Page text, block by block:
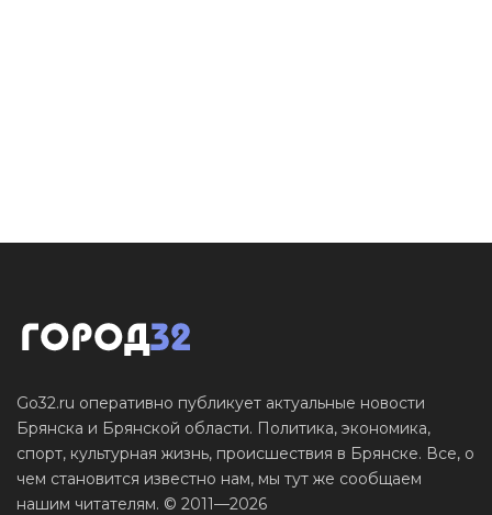
Go32.ru оперативно публикует актуальные новости
Брянска и Брянской области. Политика, экономика,
спорт, культурная жизнь, происшествия в Брянске. Все, о
чем становится известно нам, мы тут же сообщаем
нашим читателям. © 2011—2026